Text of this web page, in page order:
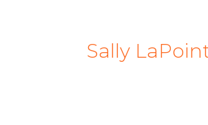
Sally